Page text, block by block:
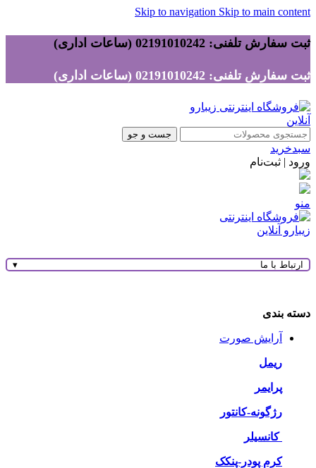
Skip to navigation Skip to main content
ثبت سفارش تلفنی: 02191010242 (ساعات اداری)
ثبت سفارش تلفنی: 02191010242 (ساعات اداری)
جست و جو
سبدخرید
ورود | ثبت‌نام
منو
ارتباط با ما ▾
دسته بندی
آرایش صورت
ریمل
پرایمر
رژگونه-کانتور
کانسیلر
کرم پودر-پنکک